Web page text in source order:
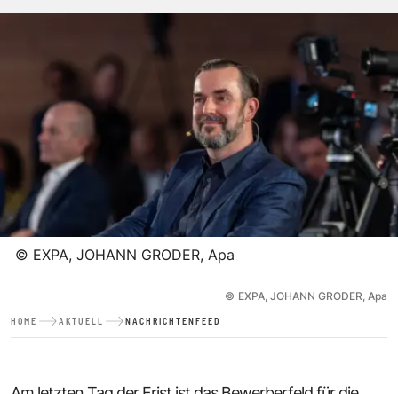
© EXPA, JOHANN GRODER, Apa
© EXPA, JOHANN GRODER, Apa
HOME AKTUELL NACHRICHTENFEED